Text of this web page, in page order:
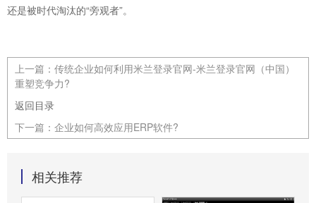
还是被时代淘汰的“旁观者”。
上一篇： 传统企业如何利用米兰登录官网-米兰登录官网（中国）
重塑竞争力?
返回目录
下一篇： 企业如何高效应用ERP软件?
相关推荐